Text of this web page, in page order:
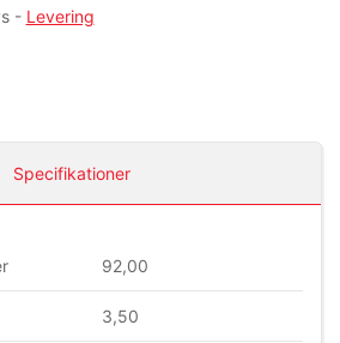
- Levering
Specifikationer
92,00
3,50